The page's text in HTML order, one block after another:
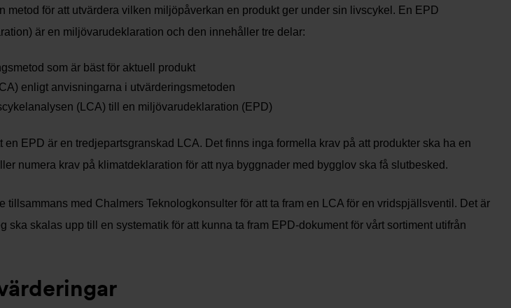
metod för att utvärdera vilken miljöpåverkan en produkt ger under sin livscykel. En EPD
är en miljövarudeklaration och den innehåller tre delar:
som är bäst för aktuell produkt
enligt anvisningarna i utvärderingsmetoden
(LCA) till en miljövarudeklaration (EPD)
en EPD är en tredjepartsgranskad LCA. Det finns inga formella krav på att produkter ska ha en
numera krav på klimatdeklaration för att nya byggnader med bygglov ska få slutbesked.
tillsammans med Chalmers Teknologkonsulter för att ta fram en LCA för en vridspjällsventil. Det är
ska skalas upp till en systematik för att kunna ta fram EPD-dokument för vårt sortiment utifrån